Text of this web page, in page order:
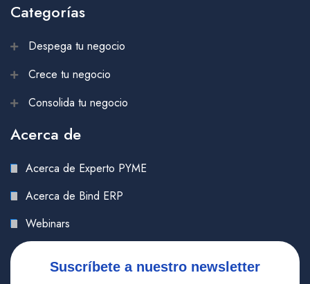
Categorías
Despega tu negocio
Crece tu negocio
Consolida tu negocio
Acerca de
Acerca de Experto PYME
Acerca de Bind ERP
Webinars
Suscríbete a nuestro newsletter